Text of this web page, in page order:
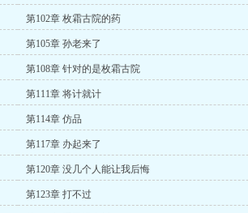
第102章 枚霜古院的药
第105章 孙老来了
第108章 针对的是枚霜古院
第111章 将计就计
第114章 仿品
第117章 办起来了
第120章 没几个人能让我后悔
第123章 打不过